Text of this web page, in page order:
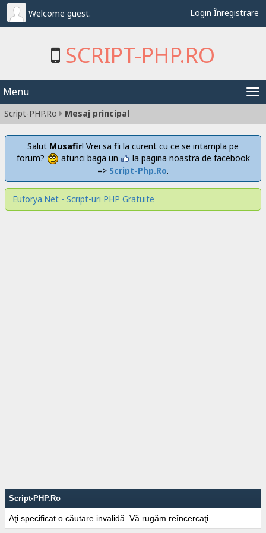
Welcome guest. Login Înregistrare
SCRIPT-PHP.RO
Menu
Script-PHP.Ro Mesaj principal
Salut Musafir! Vrei sa fii la curent cu ce se intampla pe
forum?
atunci baga un
la pagina noastra de facebook
=> Script-Php.Ro.
Euforya.Net - Script-uri PHP Gratuite
Script-PHP.Ro
Aţi specificat o căutare invalidă. Vă rugăm reîncercaţi.